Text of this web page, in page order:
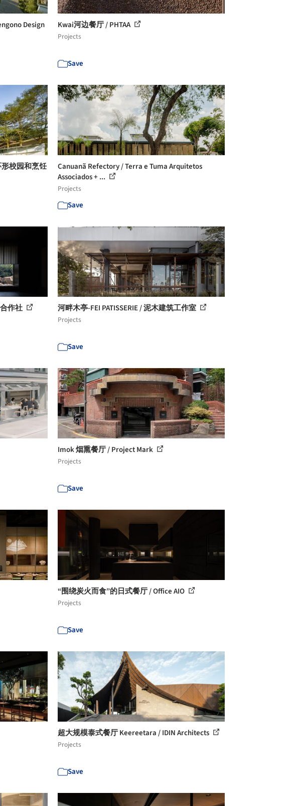
Design
Kwai河边餐厅 / PHTAA
Projects
Save
校园和烹饪
Canuanã Refectory / Terra e Tuma Arquitetos
Associados + ...
Projects
Save
作社 河畔木亭-FEI PATISSERIE / 泥木建筑工作室
Projects
Save
Imok 烟熏餐厅 / Project Mark
Projects
Save
“围绕炭火而食”的日式餐厅 / Office AIO
Projects
Save
超大规模泰式餐厅 Keereetara / IDIN Architects
Projects
Save